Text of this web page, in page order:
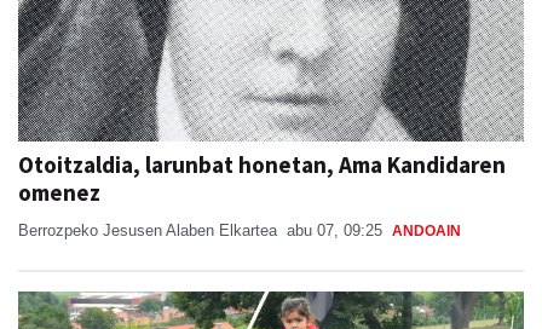
Otoitzaldia, larunbat honetan, Ama Kandidaren
omenez
Berrozpeko Jesusen Alaben Elkartea abu 07, 09:25 ANDOAIN